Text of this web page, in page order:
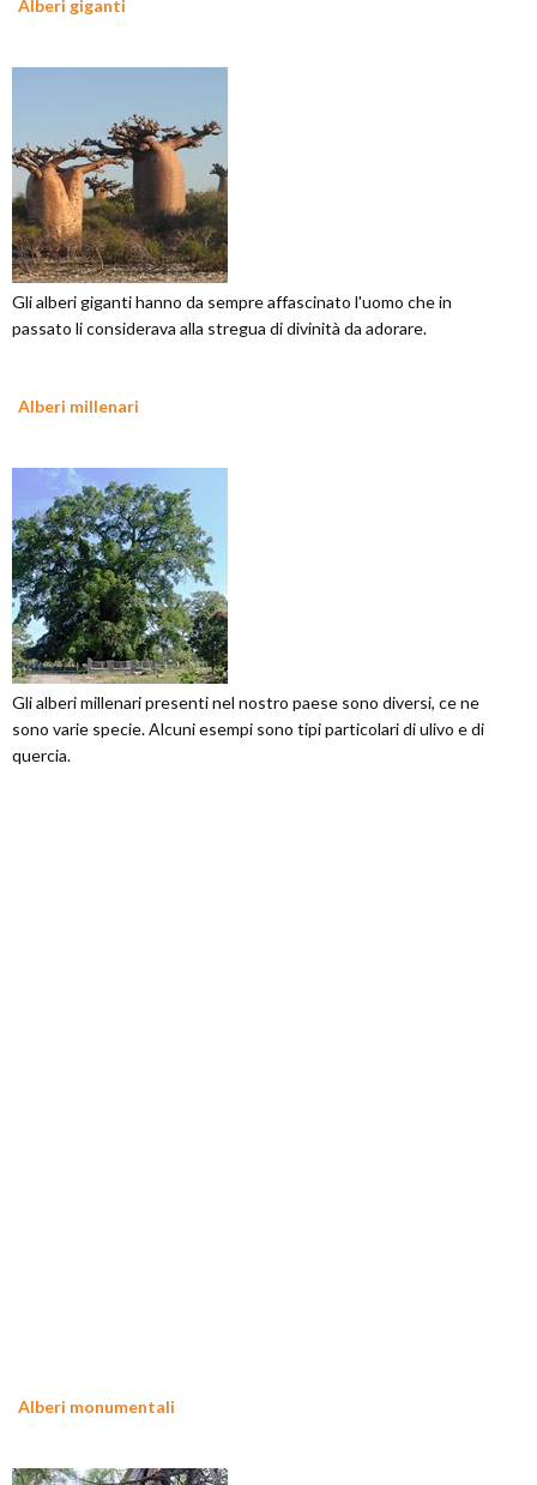
Alberi giganti
Gli alberi giganti hanno da sempre affascinato l'uomo che in
passato li considerava alla stregua di divinità da adorare.
Alberi millenari
Gli alberi millenari presenti nel nostro paese sono diversi, ce ne
sono varie specie. Alcuni esempi sono tipi particolari di ulivo e di
quercia.
Alberi monumentali